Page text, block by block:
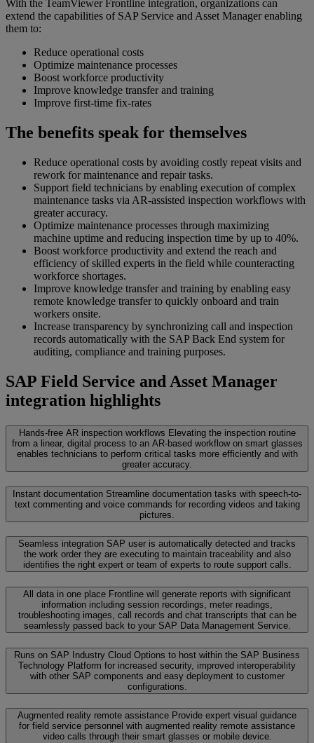
With the TeamViewer Frontline integration, organizations can
extend the capabilities of SAP Service and Asset Manager enabling
them to:
Reduce operational costs
Optimize maintenance processes
Boost workforce productivity
Improve knowledge transfer and training
Improve first-time fix-rates
The benefits speak for themselves
Reduce operational costs by avoiding costly repeat visits and
rework for maintenance and repair tasks.
Support field technicians by enabling execution of complex
maintenance tasks via AR-assisted inspection workflows with
greater accuracy.
Optimize maintenance processes through maximizing
machine uptime and reducing inspection time by up to 40%.
Boost workforce productivity and extend the reach and
efficiency of skilled experts in the field while counteracting
workforce shortages.
Improve knowledge transfer and training by enabling easy
remote knowledge transfer to quickly onboard and train
workers onsite.
Increase transparency by synchronizing call and inspection
records automatically with the SAP Back End system for
auditing, compliance and training purposes.
SAP Field Service and Asset Manager
integration highlights
Hands-free AR inspection workflows Elevating the inspection routine
from a linear, digital process to an AR-based workflow on smart glasses
enables technicians to perform critical tasks more efficiently and with
greater accuracy.
Instant documentation Streamline documentation tasks with speech-to-
text commenting and voice commands for recording videos and taking
pictures.
Seamless integration SAP user is automatically detected and tracks
the work order they are executing to maintain traceability and also
identifies the right expert or team of experts to route support calls.
All data in one place Frontline will generate reports with significant
information including session recordings, meter readings,
troubleshooting images, call records and chat transcripts that can be
seamlessly passed back to your SAP Data Management Service.
Runs on SAP Industry Cloud Options to host within the SAP Business
Technology Platform for increased security, improved interoperability
with other SAP components and easy deployment to customer
configurations.
Augmented reality remote assistance Provide expert visual guidance
for field service personnel with augmented reality remote assistance
video calls through their smart glasses or mobile device.